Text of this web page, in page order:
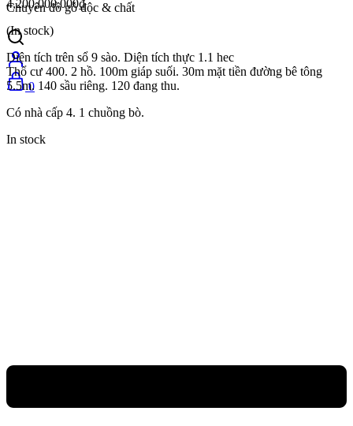
Chuyên đồ gỗ độc & chất
0
4,200,000,000₫
(In stock)
Diện tích trên sổ 9 sào. Diện tích thực 1.1 hec
Thổ cư 400. 2 hồ. 100m giáp suối. 30m mặt tiền đường bê tông
5.5m. 140 sầu riêng. 120 đang thu.
Có nhà cấp 4. 1 chuồng bò.
In stock